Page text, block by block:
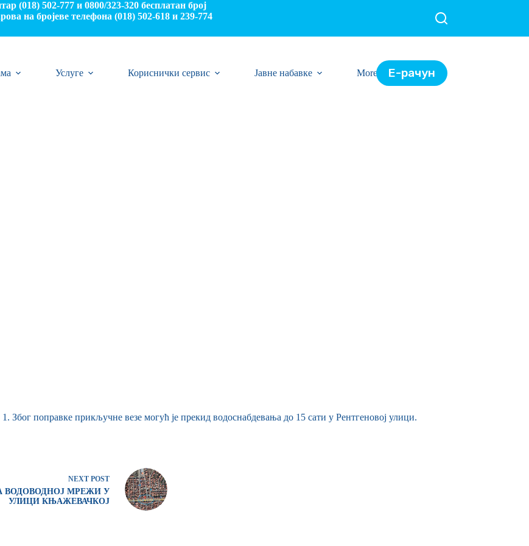
(018) 502-777 и 0800/323-320 бесплатан број
на бројеве телефона (018) 502-618 и 239-774
Услуге Кориснички сервис Јавне набавке More Е-рачун
Због поправке прикључне везе могућ је прекид водоснабдевања до 15 сати у Рентгеновој улици.
NEXT POST
ВОДОВОДНОЈ МРЕЖИ У
УЛИЦИ КЊАЖЕВАЧКОЈ